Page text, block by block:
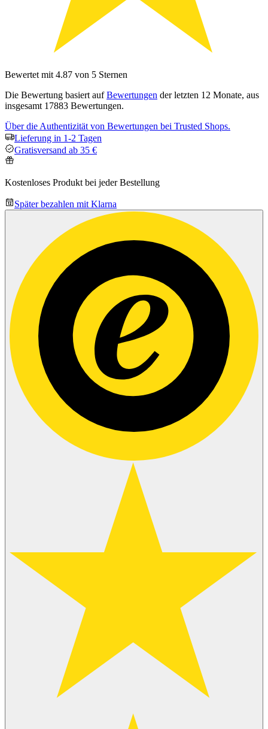
Bewertet mit 4.87 von 5 Sternen
Die Bewertung basiert aufBewertungen der letzten 12 Monate, aus
insgesamt 17883 Bewertungen.
Über die Authentizität von Bewertungen bei Trusted Shops.
Lieferung in 1-2 Tagen
Gratisversand ab 35 €
Kostenloses Produkt bei jeder Bestellung
Später bezahlen mit Klarna